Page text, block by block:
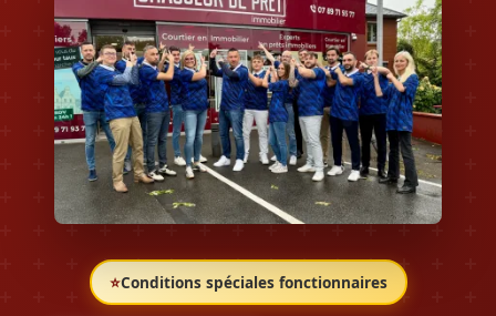
⭐Conditions spéciales fonctionnaires